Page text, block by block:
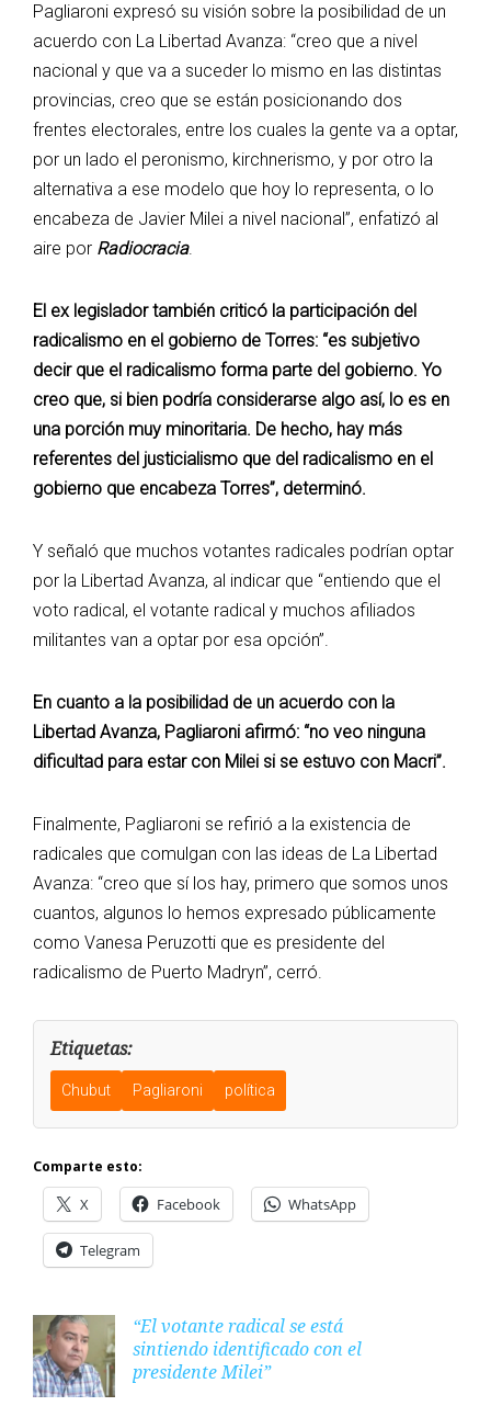
Pagliaroni expresó su visión sobre la posibilidad de un
acuerdo con La Libertad Avanza: “creo que a nivel
nacional y que va a suceder lo mismo en las distintas
provincias, creo que se están posicionando dos
frentes electorales, entre los cuales la gente va a optar,
por un lado el peronismo, kirchnerismo, y por otro la
alternativa a ese modelo que hoy lo representa, o lo
encabeza de Javier Milei a nivel nacional”, enfatizó al
aire por Radiocracia.
El ex legislador también criticó la participación del
radicalismo en el gobierno de Torres: “es subjetivo
decir que el radicalismo forma parte del gobierno. Yo
creo que, si bien podría considerarse algo así, lo es en
una porción muy minoritaria. De hecho, hay más
referentes del justicialismo que del radicalismo en el
gobierno que encabeza Torres”, determinó.
Y señaló que muchos votantes radicales podrían optar
por la Libertad Avanza, al indicar que “entiendo que el
voto radical, el votante radical y muchos afiliados
militantes van a optar por esa opción”.
En cuanto a la posibilidad de un acuerdo con la
Libertad Avanza, Pagliaroni afirmó: “no veo ninguna
dificultad para estar con Milei si se estuvo con Macri”.
Finalmente, Pagliaroni se refirió a la existencia de
radicales que comulgan con las ideas de La Libertad
Avanza: “creo que sí los hay, primero que somos unos
cuantos, algunos lo hemos expresado públicamente
como Vanesa Peruzotti que es presidente del
radicalismo de Puerto Madryn”, cerró.
Etiquetas:
Chubut Pagliaroni política
Comparte esto:
X Facebook WhatsApp
Telegram
“El votante radical se está
sintiendo identificado con el
presidente Milei”